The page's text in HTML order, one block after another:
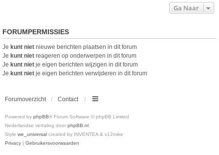
Ga Naar
FORUMPERMISSIES
Je kunt niet nieuwe berichten plaatsen in dit forum
Je kunt niet reageren op onderwerpen in dit forum
Je kunt niet je eigen berichten wijzigen in dit forum
Je kunt niet je eigen berichten verwijderen in dit forum
Forumoverzicht Contact
Powered by phpBB® Forum Software © phpBB Limited
Nederlandse vertaling door phpBB.nl
Style we_universal created by INVENTEA & v12mike
Privacy | Gebruikersvoorwaarden